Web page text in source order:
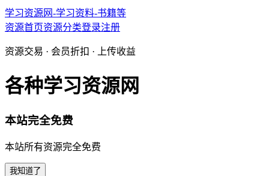
学习资源网-学习资料-书籍等
资源首页资源分类登录注册
资源交易 · 会员折扣 · 上传收益
各种学习资源网
本站完全免费
本站所有资源完全免费
我知道了